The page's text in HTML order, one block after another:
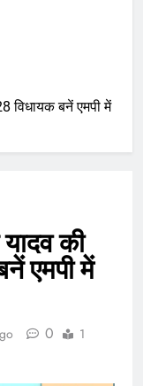
विधायक बनें एमपी में
की
एमपी में
0
1